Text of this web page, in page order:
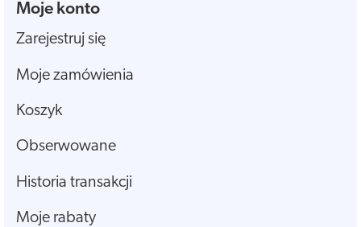
Moje konto
Zarejestruj się
Moje zamówienia
Koszyk
Obserwowane
Historia transakcji
Moje rabaty